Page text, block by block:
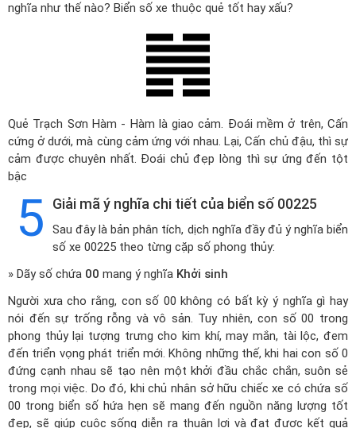
nghĩa như thế nào? Biển số xe thuộc quẻ tốt hay xấu?
Quẻ Trạch Sơn Hàm - Hàm là giao cảm. Đoái mềm ở trên, Cấn
cứng ở dưới, mà cùng cảm ứng với nhau. Lại, Cấn chủ đậu, thì sự
cảm được chuyên nhất. Đoái chủ đẹp lòng thì sự ứng đến tột
bậc
5 Giải mã ý nghĩa chi tiết của biển số 00225
Sau đây là bản phân tích, dịch nghĩa đầy đủ ý nghĩa biển
số xe 00225 theo từng cặp số phong thủy:
» Dãy số chứa 00 mang ý nghĩa Khởi sinh
Người xưa cho rằng, con số 00 không có bất kỳ ý nghĩa gì hay
nói đến sự trống rỗng và vô sản. Tuy nhiên, con số 00 trong
phong thủy lại tượng trưng cho kim khí, may mắn, tài lộc, đem
đến triển vọng phát triển mới. Không những thế, khi hai con số 0
đứng cạnh nhau sẽ tạo nên một khởi đầu chắc chắn, suôn sẻ
trong mọi việc. Do đó, khi chủ nhân sở hữu chiếc xe có chứa số
00 trong biển số hứa hẹn sẽ mang đến nguồn năng lượng tốt
đẹp, sẽ giúp cuộc sống diễn ra thuận lợi và đạt được kết quả